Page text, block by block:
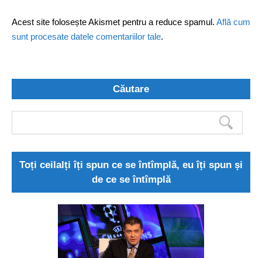
Acest site folosește Akismet pentru a reduce spamul. Află cum
sunt procesate datele comentariilor tale.
Căutare
Toți ceilalți îți spun ce se întîmplă, eu îți spun și
de ce se întîmplă